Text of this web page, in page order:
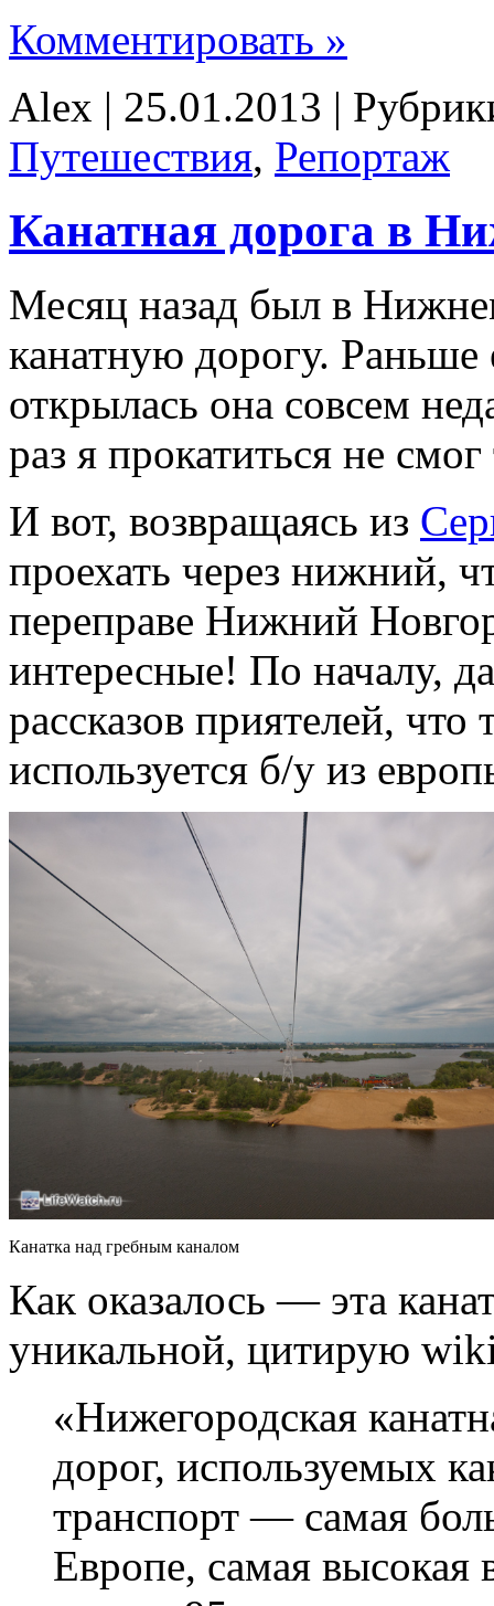
Комментировать »
Alex | 25.01.2013 |
Путешествия, Репортаж
Канатная дорога в
Месяц назад был в
канатную дорогу. Раньше
открылась она совсем
раз я прокатиться не
И вот, возвращаясь из
проехать через нижний,
переправе Нижний
интересные! По началу,
рассказов приятелей, что
используется б/у из
Канатка над гребным каналом
Как оказалось — эта
уникальной, цитирую
«Нижегородская
дорог, используемых
транспорт — самая
Европе, самая высокая